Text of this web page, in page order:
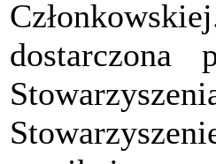
dostarczona